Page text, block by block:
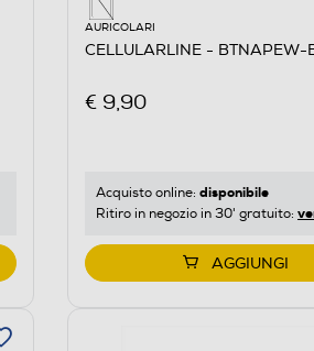
AURICOLARI
CELLULARLINE - BTNAPEW-
€ 9,90
Acquisto online: disponibile
Ritiro in negozio in 30' gratuito:
AGGIUNGI